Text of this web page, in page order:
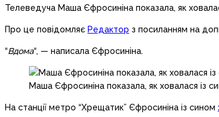
Телеведуча Маша Єфросиніна показала, як
Про це повідомляє Редактор з посиланням на
“Вдома“, — написала Єфросиніна.
Маша Єфросиніна показала, як ховалася із
На станції метро “Хрещатик” Єфросиніна із сином